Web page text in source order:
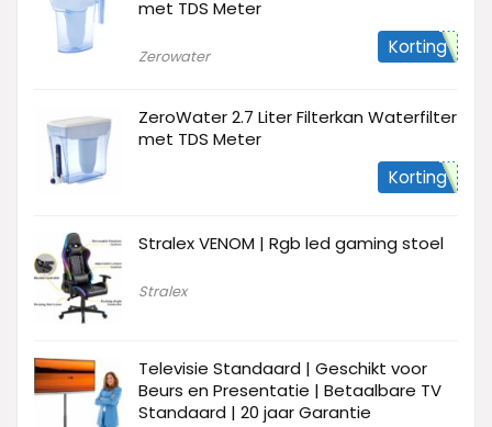
met TDS Meter
Zerowater Korting
ZeroWater 2.7 Liter Filterkan Waterfilter
met TDS Meter
Korting
Stralex VENOM | Rgb led gaming stoel
Stralex
Televisie Standaard | Geschikt voor
Beurs en Presentatie | Betaalbare TV
Standaard | 20 jaar Garantie